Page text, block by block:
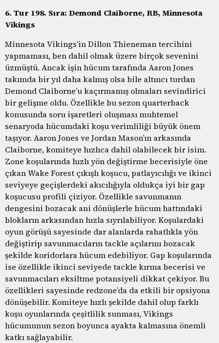
6. Tur 198. Sıra: Demond Claiborne, RB, Minnesota
Vikings
Minnesota Vikings’in Dillon Thieneman tercihini
yapmaması, ben dahil olmak üzere birçok sevenini
üzmüştü. Ancak işin hücum tarafında Aaron Jones
takımda bir yıl daha kalmış olsa bile altıncı turdan
Demond Claiborne’u kaçırmamış olmaları sevindirici
bir gelişme oldu. Özellikle bu sezon quarterback
konusunda soru işaretleri oluşması muhtemel
senaryoda hücumdaki koşu verimliliği büyük önem
taşıyor. Aaron Jones ve Jordan Mason’ın arkasında
Claiborne, komiteye hızlıca dahil olabilecek bir isim.
Zone koşularında hızlı yön değiştirme becerisiyle öne
çıkan Wake Forest çıkışlı koşucu, patlayıcılığı ve ikinci
seviyeye geçişlerdeki akıcılığıyla oldukça iyi bir gap
koşucusu profili çiziyor. Özellikle savunmanın
dengesini bozacak ani dönüşlerle hücum hattındaki
blokların arkasından hızla sıyrılabiliyor. Koşulardaki
oyun görüşü sayesinde dar alanlarda rahatlıkla yön
değiştirip savunmacıların tackle açılarını bozacak
şekilde koridorlara hücum edebiliyor. Gap koşularında
ise özellikle ikinci seviyede tackle kırma becerisi ve
savunmacıları eksiltme potansiyeli dikkat çekiyor. Bu
özellikleri sayesinde redzone’da da etkili bir opsiyona
dönüşebilir. Komiteye hızlı şekilde dahil olup farklı
koşu oyunlarında çeşitlilik sunması, Vikings
hücumunun sezon boyunca ayakta kalmasına önemli
katkı sağlayabilir.